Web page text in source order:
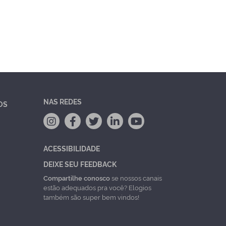
NAS REDES
ACESSIBILIDADE
DEIXE SEU FEEDBACK
Compartilhe conoscose nossos canais
estão adequados pra você? Elogios
também são super bem vindos!